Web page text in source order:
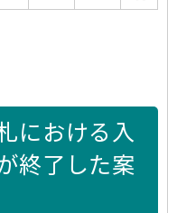
における入
終了した案